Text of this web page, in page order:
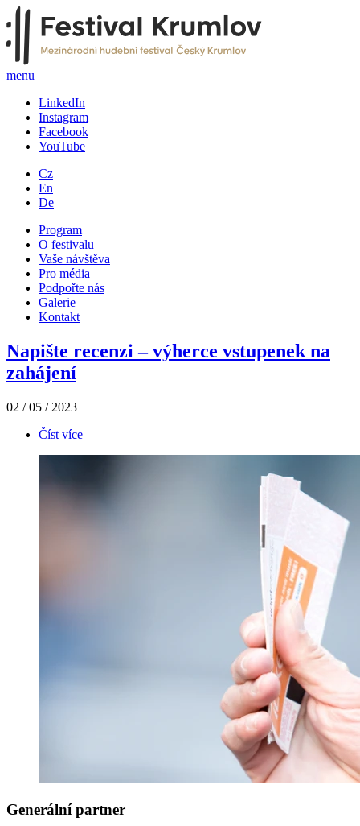
menu
LinkedIn
Instagram
Facebook
YouTube
Cz
En
De
Program
O festivalu
Vaše návštěva
Pro média
Podpořte nás
Galerie
Kontakt
Napište recenzi – výherce vstupenek na
zahájení
02 / 05 / 2023
Číst více
Generální partner